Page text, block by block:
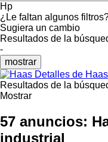
Hp
¿Le faltan algunos
Sugiera un cambio
Resultados de la
-
mostrar
Detalles de
Resultados de la
Mostrar
57 anuncios:
industrial